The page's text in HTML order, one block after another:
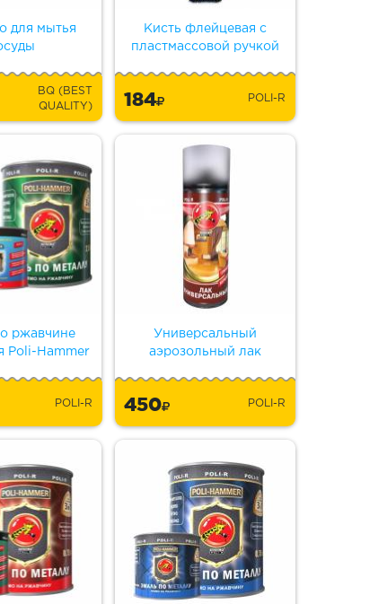
для мытья
BQ (BEST
QUALITY)
Кисть флейцевая с
пластмассовой ручкой
184 POLI-R
ржавчине
Poli-Hammer
POLI-R
Универсальный
аэрозольный лак
450 POLI-R